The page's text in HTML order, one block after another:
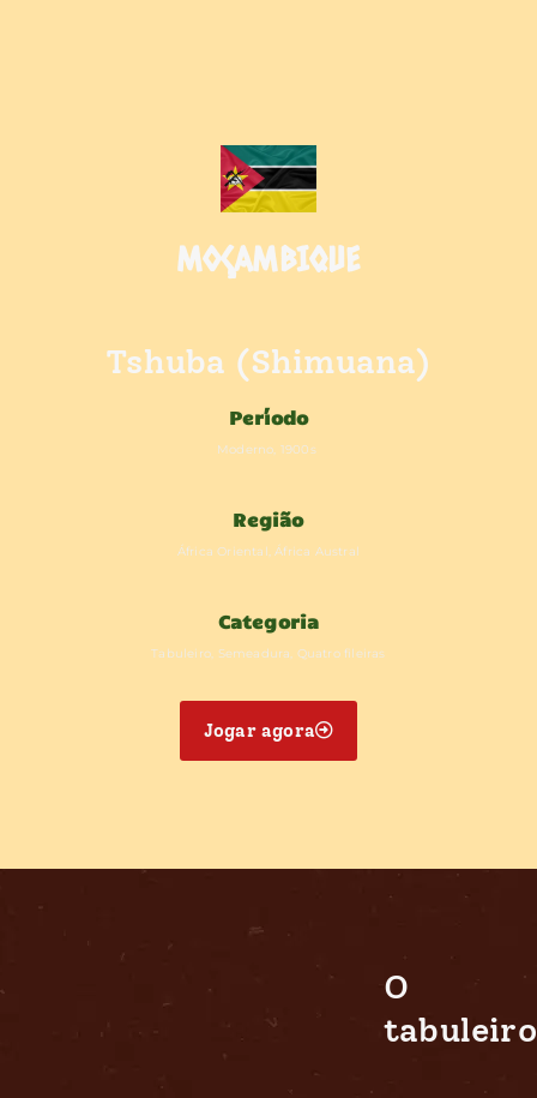
MOÇAMBIQUE
Tshuba (Shimuana)
Período
Moderno, 1900s
Região
África Oriental, África Austral
Categoria
Tabuleiro, Semeadura, Quatro fileiras
Jogar agora
O
tabuleiro